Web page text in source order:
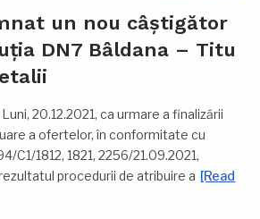
un nou câștigător
DN7 Bâldana – Titu
20.12.2021, ca urmare a finalizării
a ofertelor, în conformitate cu
C1/1812, 1821, 2256/21.09.2021,
procedurii de atribuire a [Read